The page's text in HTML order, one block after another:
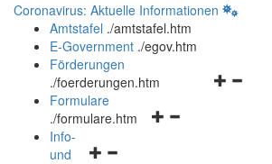
Coronavirus: Aktuelle Informationen
Amtstafel ./amtstafel.htm
E-Government ./egov.htm
Förderungen
./foerderungen.htm
Navigationsmenü
Formulare
./formulare.htm
Navigationsmenü
Info-
und